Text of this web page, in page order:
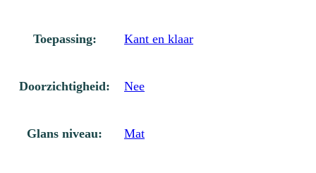
Toepassing: Kant en klaar
Doorzichtigheid: Nee
Glans niveau: Mat